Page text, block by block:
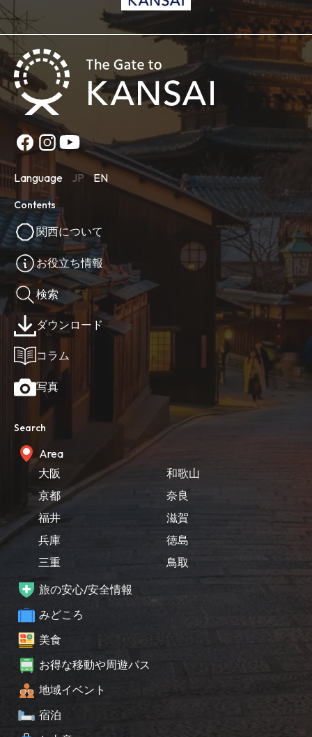
Language JP EN
Contents
関西について
お役立ち情報
検索
ダウンロード
コラム
写真
Search
Area
大阪
京都
福井
兵庫
三重
和歌山
奈良
滋賀
徳島
鳥取
旅の安心/安全情報
みどころ
美食
お得な移動や周遊パス
地域イベント
宿泊